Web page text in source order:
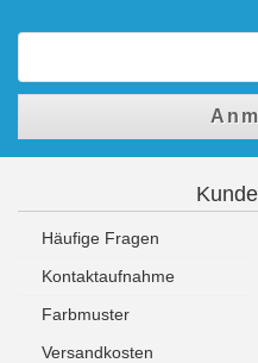
Häufige Fragen
Kontaktaufnahme
Farbmuster
Versandkosten